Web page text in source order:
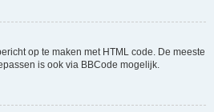
op te maken met HTML code. De meeste
is ook via BBCode mogelijk.